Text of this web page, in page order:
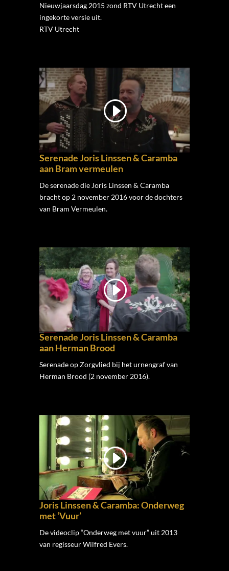
Nieuwjaarsdag 2015 zond RTV Utrecht een
ingekorte versie uit.
RTV Utrecht
Serenade Joris Linssen & Caramba
aan Bram vermeulen
De serenade die Joris Linssen & Caramba
bracht op 2 november 2016 voor de dochters
van Bram Vermeulen.
Serenade Joris Linssen & Caramba
aan Herman Brood
Serenade op Zorgvlied bij het urnengraf van
Herman Brood (2 november 2016).
Joris Linssen & Caramba: Onderweg
met ‘Vuur’
De videoclip “Onderweg met vuur” uit 2013
van regisseur Wilfred Evers.